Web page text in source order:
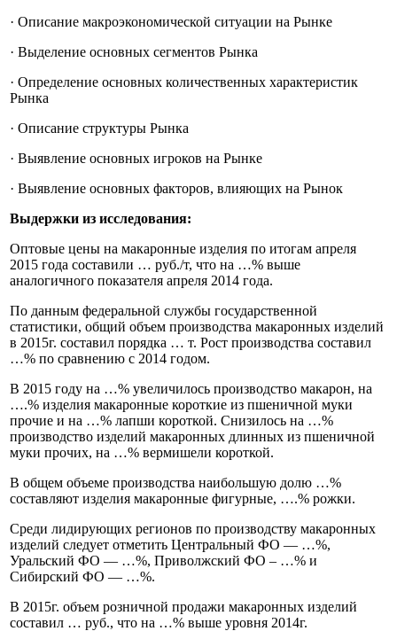
· Описание макроэкономической ситуации на Рынке
· Выделение основных сегментов Рынка
· Определение основных количественных характеристик
Рынка
· Описание структуры Рынка
· Выявление основных игроков на Рынке
· Выявление основных факторов, влияющих на Рынок
Выдержки из исследования:
Оптовые цены на макаронные изделия по итогам апреля
2015 года составили … руб./т, что на …% выше
аналогичного показателя апреля 2014 года.
По данным федеральной службы государственной
статистики, общий объем производства макаронных изделий
в 2015г. составил порядка … т. Рост производства составил
…% по сравнению с 2014 годом.
В 2015 году на …% увеличилось производство макарон, на
….% изделия макаронные короткие из пшеничной муки
прочие и на …% лапши короткой. Снизилось на …%
производство изделий макаронных длинных из пшеничной
муки прочих, на …% вермишели короткой.
В общем объеме производства наибольшую долю …%
составляют изделия макаронные фигурные, ….% рожки.
Среди лидирующих регионов по производству макаронных
изделий следует отметить Центральный ФО — …%,
Уральский ФО — …%, Приволжский ФО – …% и
Сибирский ФО — …%.
В 2015г. объем розничной продажи макаронных изделий
составил … руб., что на …% выше уровня 2014г.